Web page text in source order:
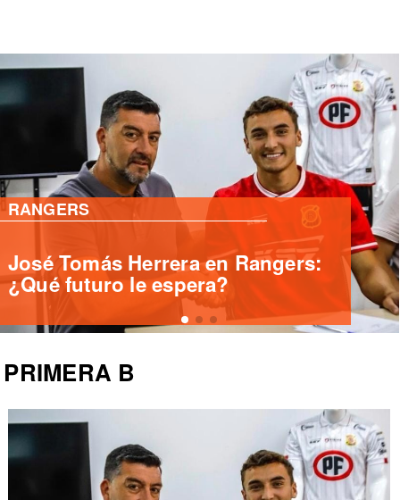
PRIMERA B
Deportes Santa Cruz ficha
delantero internacional Yashir
Islame Pinto
PRIMERA B